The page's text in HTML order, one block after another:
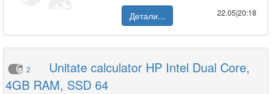
Детали...
22.05|20:18
2
Unitate calculator HP Intel Dual Core,
4GB RAM, SSD 64